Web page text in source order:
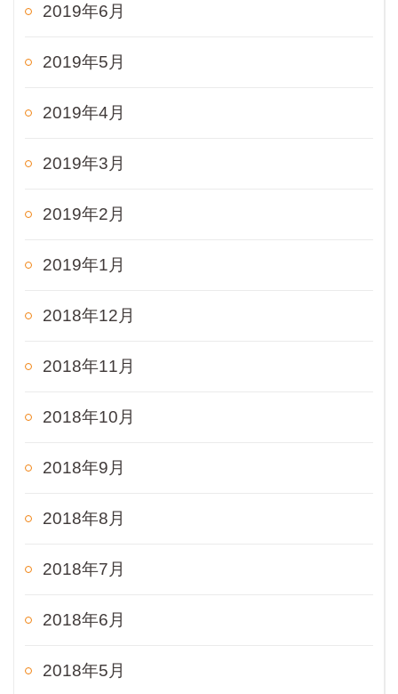
2019年6月
2019年5月
2019年4月
2019年3月
2019年2月
2019年1月
2018年12月
2018年11月
2018年10月
2018年9月
2018年8月
2018年7月
2018年6月
2018年5月